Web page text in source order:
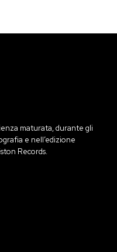
maturata, durante gli
e nell’edizione
Records.